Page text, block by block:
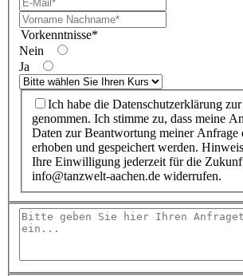
Vorkenntnisse*
Nein
Ja
Ich habe die Datenschutzerklärung
genommen. Ich stimme zu, dass meine
Daten zur Beantwortung meiner Anfrage
erhoben und gespeichert werden.
Ihre Einwilligung jederzeit für die
info@tanzwelt-aachen.de widerrufen.